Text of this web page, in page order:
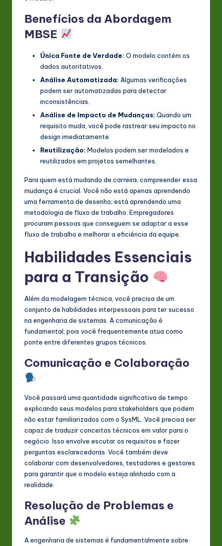
Benefícios da Abordagem
MBSE
Única Fonte de Verdade: O modelo contém os
dados autoritativos.
Análise Automatizada: Algumas verificações
podem ser automatizadas para detectar
inconsistências.
Análise de Impacto de Mudanças: Quando um
requisito muda, você pode rastrear seu impacto no
design imediatamente.
Reutilização: Modelos podem ser modelados e
reutilizados em projetos semelhantes.
Para quem está mudando de carreira, compreender essa
mudança é crucial. Você não está apenas aprendendo
uma ferramenta de desenho; está aprendendo uma
metodologia de fluxo de trabalho. Empregadores
procuram pessoas que conseguem se adaptar a esse
fluxo de trabalho e melhorar a eficiência da equipe.
Habilidades Essenciais
para a Transição
Além da modelagem técnica, você precisa de um
conjunto de habilidades interpessoais para ter sucesso
na engenharia de sistemas. A comunicação é
fundamental, pois você frequentemente atua como
ponte entre diferentes grupos técnicos.
Comunicação e Colaboração
Você passará uma quantidade significativa de tempo
explicando seus modelos para stakeholders que podem
não estar familiarizados com o SysML. Você precisa ser
capaz de traduzir conceitos técnicos em valor para o
negócio. Isso envolve escutar os requisitos e fazer
perguntas esclarecedoras. Você também deve
colaborar com desenvolvedores, testadores e gestores
para garantir que o modelo esteja alinhado com a
realidade.
Resolução de Problemas e
Análise
A engenharia de sistemas é fundamentalmente sobre